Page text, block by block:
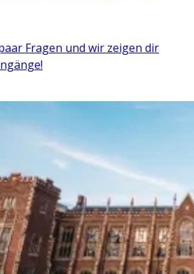
Fragen und wir zeigen dir